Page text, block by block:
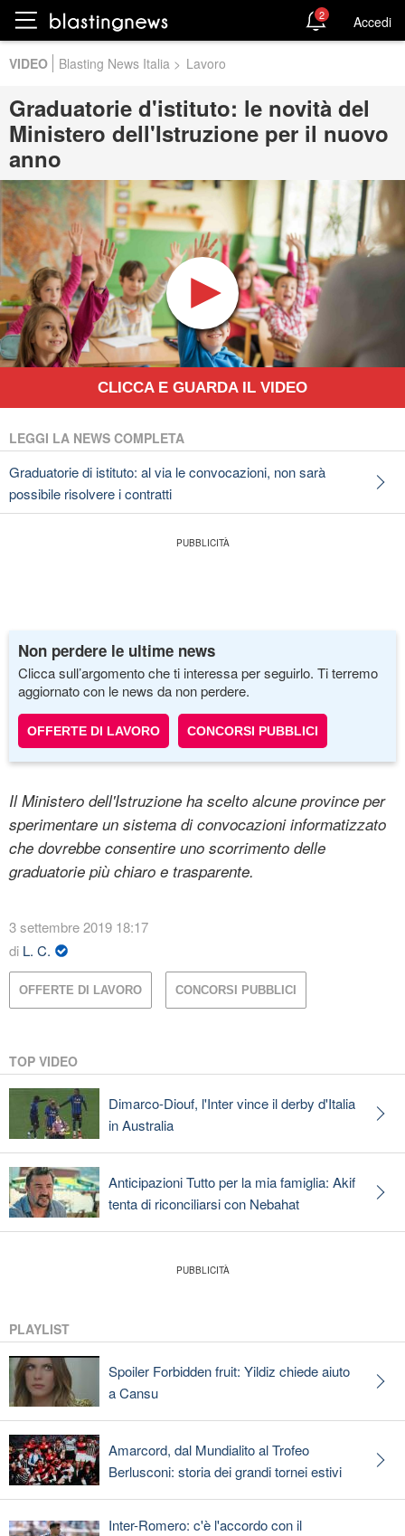
VIDEO Blasting News Italia > Lavoro
Graduatorie d'istituto: le novità del
Ministero dell'Istruzione per il nuovo
anno
CLICCA E GUARDA IL VIDEO
LEGGI LA NEWS COMPLETA
Graduatorie di istituto: al via le convocazioni, non sarà
possibile risolvere i contratti
Non perdere le ultime news
Clicca sull’argomento che ti interessa per seguirlo. Ti terremo
aggiornato con le news da non perdere.
OFFERTE DI LAVORO CONCORSI PUBBLICI
Il Ministero dell'Istruzione ha scelto alcune province per
sperimentare un sistema di convocazioni informatizzato
che dovrebbe consentire uno scorrimento delle
graduatorie più chiaro e trasparente.
3 settembre 2019 18:17
di L. C.
OFFERTE DI LAVORO CONCORSI PUBBLICI
TOP VIDEO
Dimarco-Diouf, l'Inter vince il derby d'Italia
in Australia
Anticipazioni Tutto per la mia famiglia: Akif
tenta di riconciliarsi con Nebahat
PLAYLIST
Spoiler Forbidden fruit: Yildiz chiede aiuto
a Cansu
Amarcord, dal Mundialito al Trofeo
Berlusconi: storia dei grandi tornei estivi
Inter-Romero: c'è l'accordo con il
2 Accedi